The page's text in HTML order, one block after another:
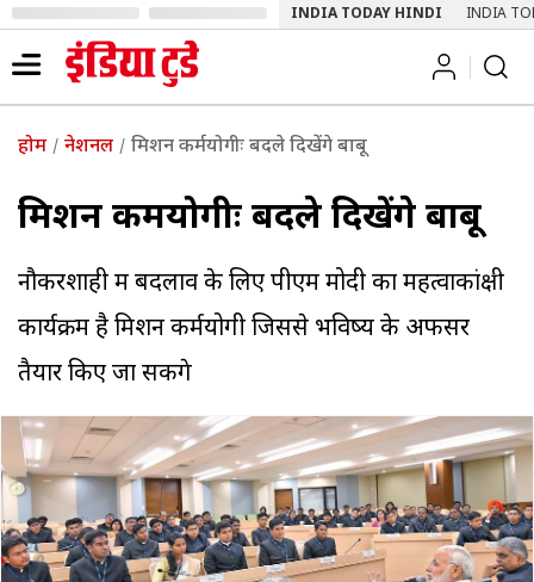
INDIA TODAY HINDI INDIA
होम नेशनल मिशन कर्मयोगीः बदले दिखेंगे बाबू
मिशन कर्मयोगीः बदले दिखेंगे बाबू
नौकरशाही में बदलाव के लिए पीएम मोदी का महत्वाकांक्षी
कार्यक्रम है मिशन कर्मयोगी जिससे भविष्य के अफसर
तैयार किए जा सकेंगे